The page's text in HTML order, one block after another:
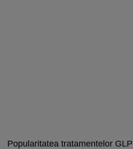
Popularitatea tratamentelor